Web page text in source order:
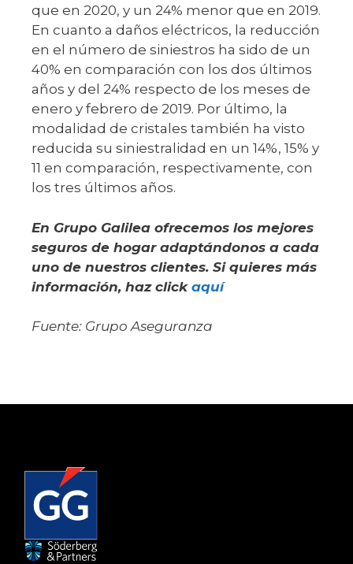
que en 2020, y un 24% menor que en 2019.
En cuanto a daños eléctricos, la reducción
en el número de siniestros ha sido de un
40% en comparación con los dos últimos
años y del 24% respecto de los meses de
enero y febrero de 2019. Por último, la
modalidad de cristales también ha visto
reducida su siniestralidad en un 14%, 15% y
11 en comparación, respectivamente, con
los tres últimos años.
En Grupo Galilea ofrecemos los mejores
seguros de hogar adaptándonos a cada
uno de nuestros clientes. Si quieres más
información, haz click aquí
Fuente: Grupo Aseguranza